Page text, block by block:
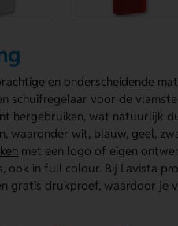
en onderscheidende
schuifregelaar voor de
hergebruiken, wat natuurlijk
waaronder wit, blauw, geel,
met een logo of eigen
ook in full colour. Bij Lavista
gratis drukproef, waardoor je